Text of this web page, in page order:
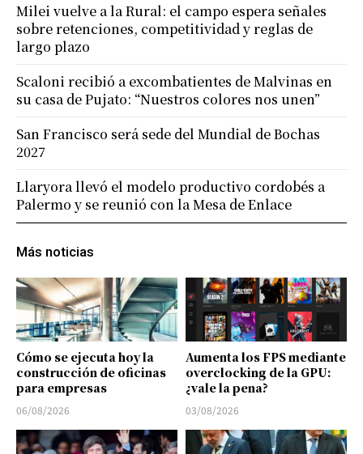
Más noticias
Cómo se ejecuta hoy la
construcción de oficinas
para empresas
06/08/2026
Aumenta los FPS mediante
overclocking de la GPU:
¿vale la pena?
03/08/2026
Milei vuelve a la Rural: el campo espera señales
sobre retenciones, competitividad y reglas de
largo plazo
Scaloni recibió a excombatientes de Malvinas en
su casa de Pujato: “Nuestros colores nos unen”
San Francisco será sede del Mundial de Bochas
2027
Llaryora llevó el modelo productivo cordobés a
Palermo y se reunió con la Mesa de Enlace